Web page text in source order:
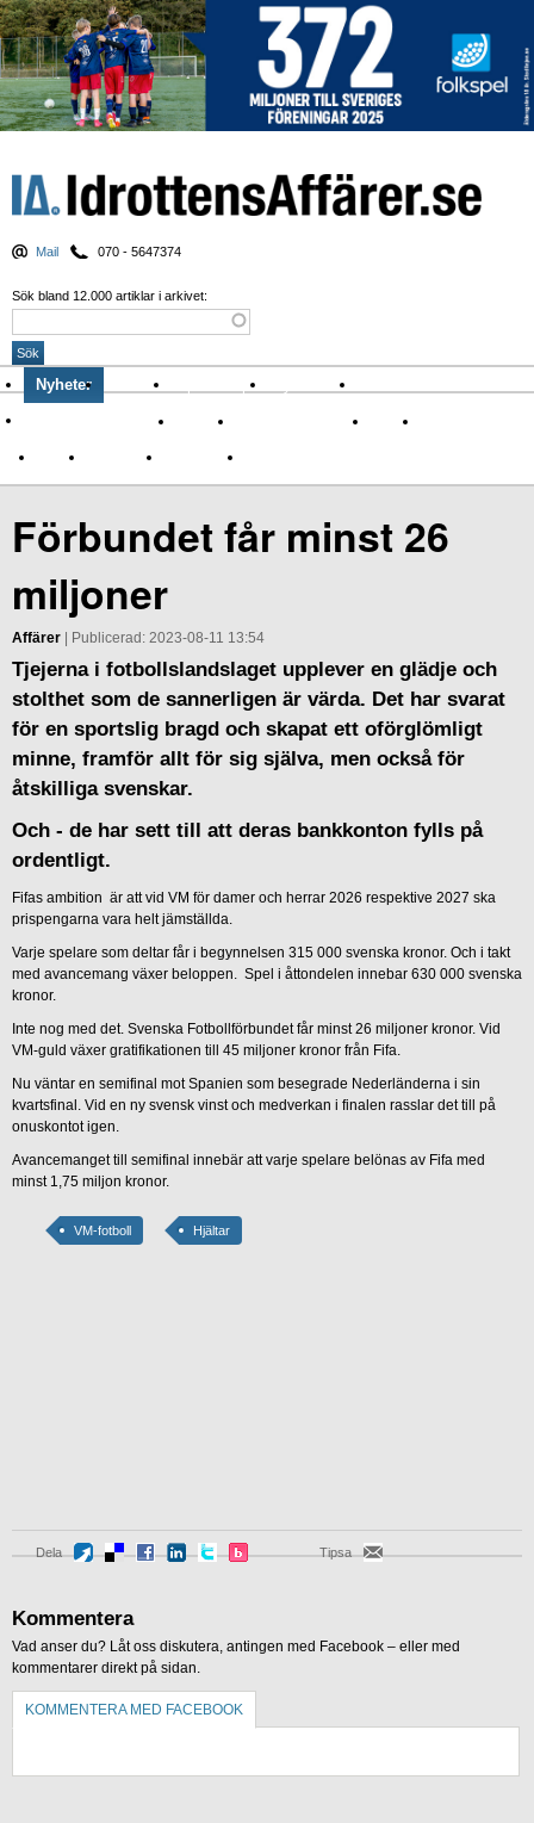
Mail 070 - 5647374
Sök bland 12.000 artiklar i arkivet:
Nyheter Krönikor Sport & spel Nyhetsbrev
Om Idrottens Affärer
Affärer I spåren av Corona Arena
Namn Sponsring TV-nyheter
Förbundet får minst 26
miljoner
Affärer | Publicerad: 2023-08-11 13:54
Tjejerna i fotbollslandslaget upplever en glädje och
stolthet som de sannerligen är värda. Det har svarat
för en sportslig bragd och skapat ett oförglömligt
minne, framför allt för sig själva, men också för
åtskilliga svenskar.
Och - de har sett till att deras bankkonton fylls på
ordentligt.
Fifas ambition är att vid VM för damer och herrar 2026 respektive 2027 ska
prispengarna vara helt jämställda.
Varje spelare som deltar får i begynnelsen 315 000 svenska kronor. Och i takt
med avancemang växer beloppen. Spel i åttondelen innebar 630 000 svenska
kronor.
Inte nog med det. Svenska Fotbollförbundet får minst 26 miljoner kronor. Vid
VM-guld växer gratifikationen till 45 miljoner kronor från Fifa.
Nu väntar en semifinal mot Spanien som besegrade Nederländerna i sin
kvartsfinal. Vid en ny svensk vinst och medverkan i finalen rasslar det till på
onuskontot igen.
Avancemanget till semifinal innebär att varje spelare belönas av Fifa med
minst 1,75 miljon kronor.
VM-fotboll Hjältar
Dela Tipsa
Kommentera
Vad anser du? Låt oss diskutera, antingen med Facebook – eller med
kommentarer direkt på sidan.
KOMMENTERA MED FACEBOOK